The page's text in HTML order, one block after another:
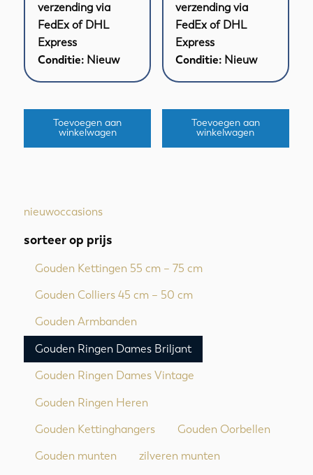
nieuwoccasions
sorteer op prijs
Gouden Kettingen 55 cm – 75 cm
Gouden Colliers 45 cm – 50 cm
Gouden Armbanden
Gouden Ringen Dames Briljant
Gouden Ringen Dames Vintage
Gouden Ringen Heren
Gouden Kettinghangers Gouden Oorbellen
Gouden munten zilveren munten
verzending via
FedEx of DHL
Express
Conditie: Nieuw
Toevoegen aan
winkelwagen
verzending via
FedEx of DHL
Express
Conditie: Nieuw
Toevoegen aan
winkelwagen